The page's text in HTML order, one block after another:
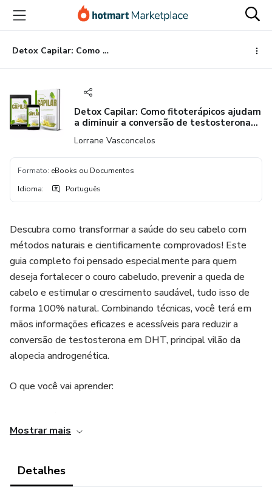
para
conteúdo
principal
para
pagamento
para
rodapé
Detox Capilar: Como fitoterápicos ajudam a diminuir a conversão de testosterona em DHT
Detox Capilar: Como fitoterápicos ajudam
a diminuir a conversão de testosterona
Lorrane Vasconcelos
Formato: eBooks ou Documentos
Idioma: Português
Descubra como transformar a saúde do seu cabelo com
métodos naturais e cientificamente comprovados! Este
guia completo foi pensado especialmente para quem
deseja fortalecer o couro cabeludo, prevenir a queda de
cabelo e estimular o crescimento saudável, tudo isso de
forma 100% natural. Combinando técnicas, você terá em
mãos informações eficazes e acessíveis para reduzir a
conversão de testosterona em DHT, principal vilão da
alopecia androgenética.
O que você vai aprender:
de cabelo.
testosterona em DHT.
Mostrar mais
Detalhes